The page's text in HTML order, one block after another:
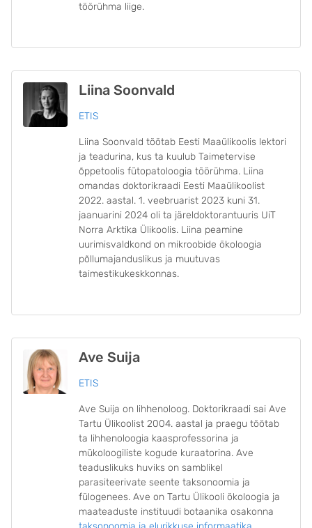
töörühma liige.
Liina Soonvald
ETIS
Liina Soonvald töötab Eesti Maaülikoolis lektori
ja teadurina, kus ta kuulub Taimetervise
õppetoolis fütopatoloogia töörühma. Liina
omandas doktorikraadi Eesti Maaülikoolist
2022. aastal. 1. veebruarist 2023 kuni 31.
jaanuarini 2024 oli ta järeldoktorantuuris UiT
Norra Arktika Ülikoolis. Liina peamine
uurimisvaldkond on mikroobide ökoloogia
põllumajanduslikus ja muutuvas
taimestikukeskkonnas.
Ave Suija
ETIS
Ave Suija on lihhenoloog. Doktorikraadi sai Ave
Tartu Ülikoolist 2004. aastal ja praegu töötab
ta lihhenoloogia kaasprofessorina ja
mükoloogiliste kogude kuraatorina. Ave
teaduslikuks huviks on samblikel
parasiteerivate seente taksonoomia ja
fülogenees. Ave on Tartu Ülikooli ökoloogia ja
maateaduste instituudi botaanika osakonna